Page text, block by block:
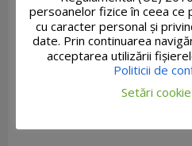
persoanelor fizice în ceea
cu caracter personal și
date. Prin continuarea
acceptarea utilizării
Politicii de
Setări cookie